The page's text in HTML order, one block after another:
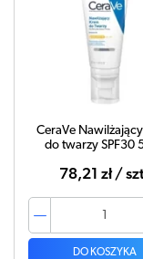
CeraVe
do twarzy SPF30
78,21 zł /
DO KOSZYKA